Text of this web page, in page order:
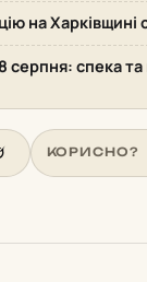
на
серпня: спека та
КОРИСНО?